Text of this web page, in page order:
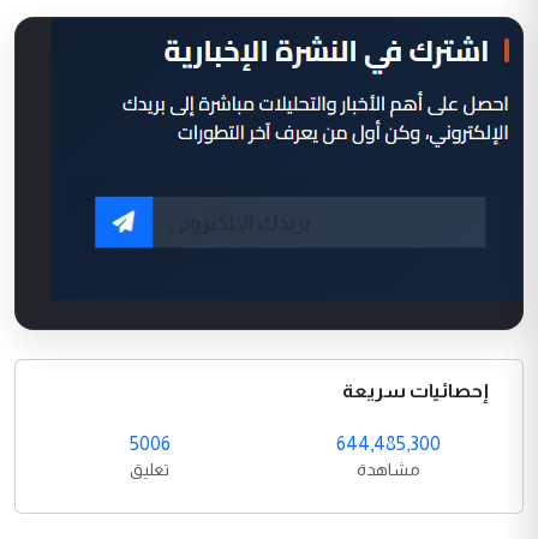
إحصائيات سريعة
644,485,300
مشاهدة
5006
تعليق